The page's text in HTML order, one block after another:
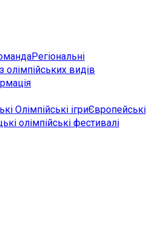
Регіональні
олімпійських видів
Олімпійські ігриЄвропейські
олімпійські фестивалі